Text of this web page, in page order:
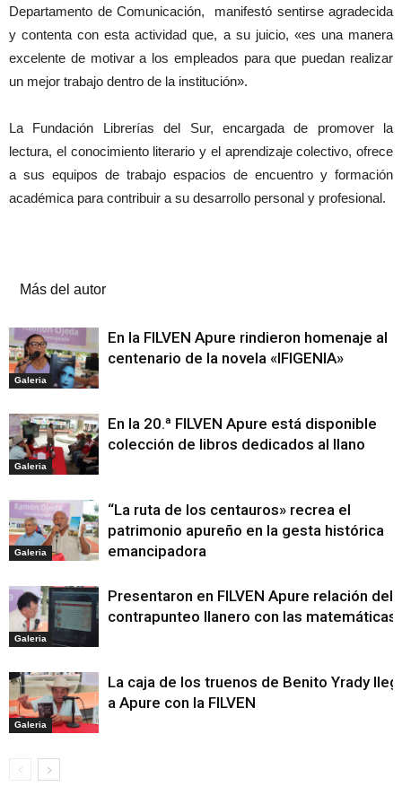
Departamento de Comunicación, manifestó sentirse agradecida
y contenta con esta actividad que, a su juicio, «es una manera
excelente de motivar a los empleados para que puedan realizar
un mejor trabajo dentro de la institución».
La Fundación Librerías del Sur, encargada de promover la
lectura, el conocimiento literario y el aprendizaje colectivo, ofrece
a sus equipos de trabajo espacios de encuentro y formación
académica para contribuir a su desarrollo personal y profesional.
Más del autor
Galeria
En la FILVEN Apure rindieron homenaje al
centenario de la novela «IFIGENIA»
Galeria
En la 20.ª FILVEN Apure está disponible
colección de libros dedicados al llano
Galeria
“La ruta de los centauros» recrea el
patrimonio apureño en la gesta histórica
emancipadora
Galeria
Presentaron en FILVEN Apure relación del
contrapunteo llanero con las matemáticas
Galeria
La caja de los truenos de Benito Yrady
a Apure con la FILVEN